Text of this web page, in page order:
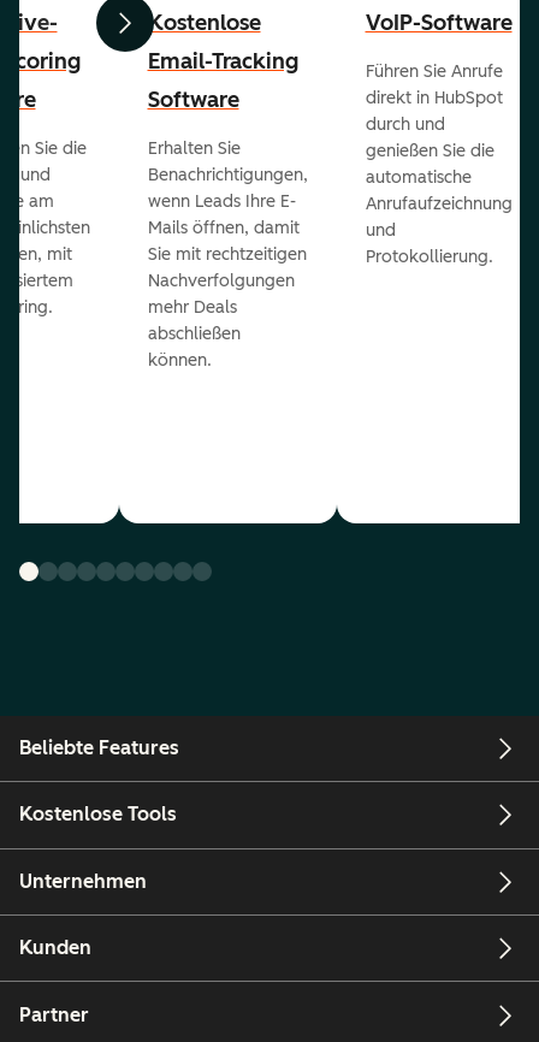
ZurückWeiter
Sie die
und
am
mit
Kostenlose
Email-Tracking
Software
Erhalten Sie
Benachrichtigungen,
wenn Leads Ihre E-
Mails öffnen, damit
Sie mit rechtzeitigen
Nachverfolgungen
mehr Deals
abschließen
können.
VoIP-Software
Führen Sie Anrufe
direkt in HubSpot
durch und
genießen Sie die
automatische
Anrufaufzeichnung
und
Protokollierung.
Beliebte Features
Kostenlose Tools
Unternehmen
Kunden
Partner